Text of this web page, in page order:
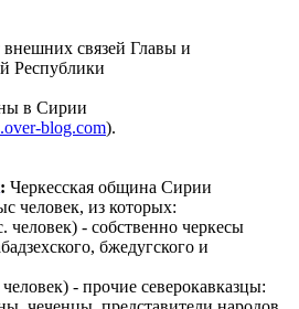
внешних связей Главы и
Республики
в Сирии
blog.com).
: Черкесская община Сирии
человек, из которых:
человек) - собственно черкесы
бжедугского и
- прочие северокавказцы: